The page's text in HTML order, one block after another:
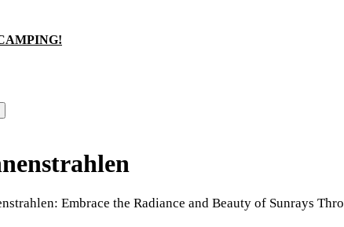
Embrace the Radiance and Beauty of Sunrays